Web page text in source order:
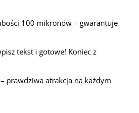
100 mikronów – gwarantuje
tekst i gotowe! Koniec z
prawdziwa atrakcja na każdym